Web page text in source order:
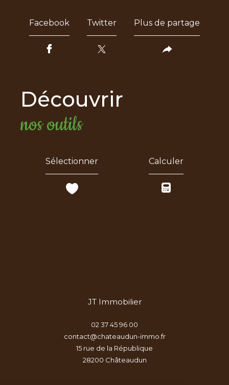
Facebook Twitter Plus de partage
découvrir
nos outils
Sélectionner Calculer
JT Immobilier
02 37 45 96 00
contact@chateaudun-immo.fr
15 rue de la République
28200
châteaudun